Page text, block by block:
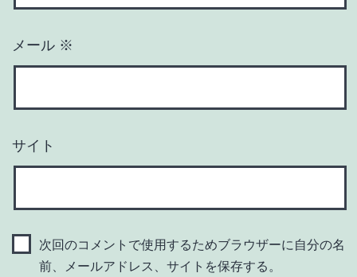
メール ※
サイト
次回のコメントで使用するためブラウザーに自分の名
前、メールアドレス、サイトを保存する。